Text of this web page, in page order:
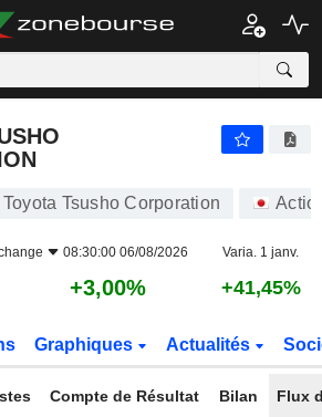
Tsusho Corporation
08:30:00 06/08/2026 Varia. 1 janv.
+3,00% +41,45%
Graphiques Actualités
Compte de Résultat Bilan Flux